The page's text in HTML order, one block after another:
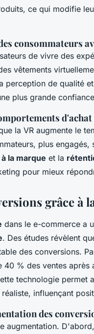
ce qui modifie
consommateurs
de vivre des
vêtements
perception de qualité
plus grande
d'achat
la VR augmente le
plus engagés,
la marque et la
pour mieux
grâce à
dans le e-commerce a
. Des études révèlent
des conversions.
40 % des ventes
technologie permet
influençant
des
augmentation.